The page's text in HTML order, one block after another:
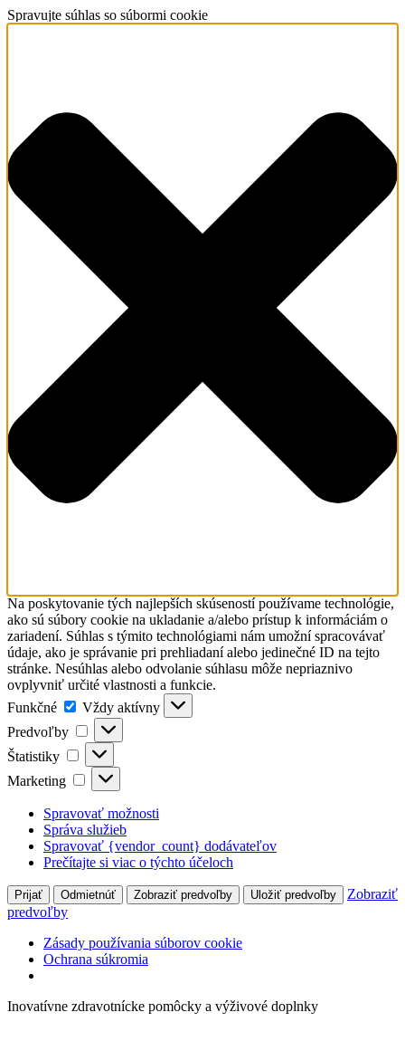
Spravujte súhlas so súbormi cookie
Na poskytovanie tých najlepších skúseností používame technológie,
ako sú súbory cookie na ukladanie a/alebo prístup k informáciám o
zariadení. Súhlas s týmito technológiami nám umožní spracovávať
údaje, ako je správanie pri prehliadaní alebo jedinečné ID na tejto
stránke. Nesúhlas alebo odvolanie súhlasu môže nepriaznivo
ovplyvniť určité vlastnosti a funkcie.
Funkčné
Funkčné
Vždy aktívny
Predvoľby
Predvoľby
Štatistiky Štatistiky
Marketing Marketing
Spravovať možnosti
Správa služieb
Spravovať {vendor_count} dodávateľov
Prečítajte si viac o týchto účeloch
Prijať Odmietnúť Zobraziť predvoľby Uložiť predvoľby
Zobraziť
predvoľby
Zásady používania súborov cookie
Ochrana súkromia
Inovatívne zdravotnícke pomôcky a výživové doplnky